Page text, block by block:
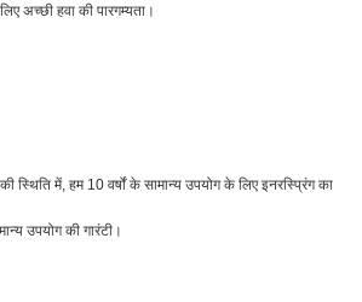
अच्छी हवा की पारगम्यता।
स्थिति में, हम 10 वर्षों के सामान्य उपयोग के लिए इनरस्प्रिंग का
उपयोग की गारंटी।